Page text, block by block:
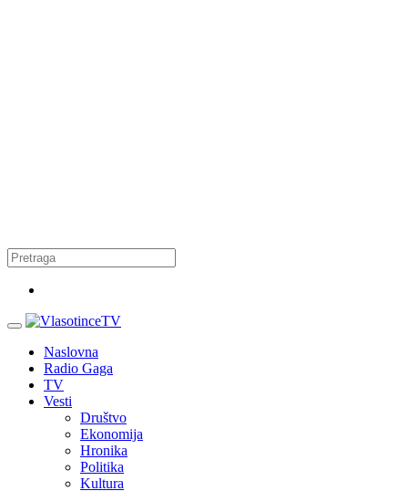
Naslovna
Radio Gaga
TV
Vesti
Društvo
Ekonomija
Hronika
Politika
Kultura